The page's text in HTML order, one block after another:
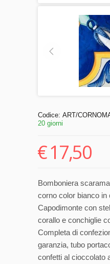
Codice: ART/
20 giorni
€17,50
Bomboniera
corno color bianco in
Capodimonte con
corallo e conchiglie
Completa di
garanzia, tubo
confetti al cioccolato